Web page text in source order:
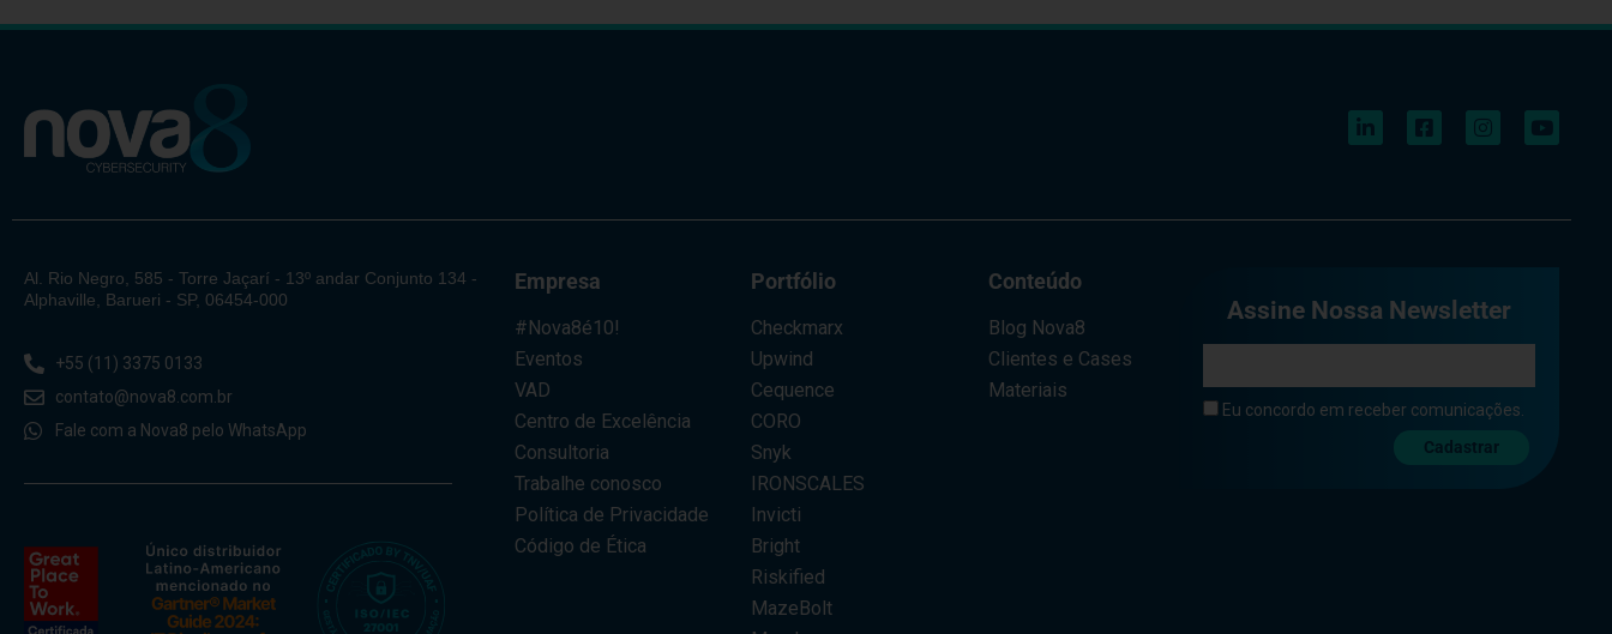
Al. Rio Negro, 585 - Torre Jaçarí - 13º andar Conjunto 134 -
Alphaville, Barueri - SP, 06454-000
+55 (11) 3375 0133
contato@nova8.com.br
Fale com a Nova8 pelo WhatsApp
Empresa
#Nova8é10!
Eventos
VAD
Centro de Excelência
Consultoria
Trabalhe conosco
Política de Privacidade
Código de Ética
Portfólio
Checkmarx
Upwind
Cequence
CORO
Snyk
IRONSCALES
Invicti
Bright
Riskified
MazeBolt
Conteúdo
Blog Nova8
Clientes e Cases
Materiais
Assine Nossa Newsletter
Eu concordo em receber comunicações.
Cadastrar